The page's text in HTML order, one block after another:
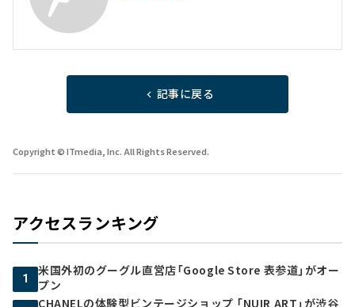
記事に戻る
Copyright © ITmedia, Inc. All Rights Reserved.
アクセスランキング
1
米国外初のグーグル直営店「Google Store 表参道」がオー
プン
CHANELの体験型ビンテージショップ 「NUIR ART」が渋谷